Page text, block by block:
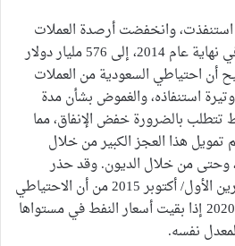
وانخفضت أرصدة العملات
الصعبة من 724 مليار دولار في نهاية عام 2014، إلى 576 مليار دولار
2016. صحيح أن احتياطي السعودية من العملات
استنفاذه، والغموض بشأن مدة
تتطلب بالضرورة خفض الإنفاق، مما
هذا العجز الكبير من خلال
وحتى من خلال الديون. وقد حذر
صندوق النقد الدولي في تشرين الأول/ أكتوبر 2015 من أن الاحتياطي
السعودي سينفد بحلول عام 2020 إذا بقيت أسعار النفط في مستواها
نفسه.